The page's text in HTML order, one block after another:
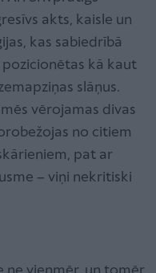
akts, kaisle un
kas sabiedrībā
kā kaut
slāņus.
vērojamas divas
no citiem
pat ar
– viņi nekritiski